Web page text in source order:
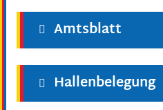
Amtsblatt
Hallenbelegung